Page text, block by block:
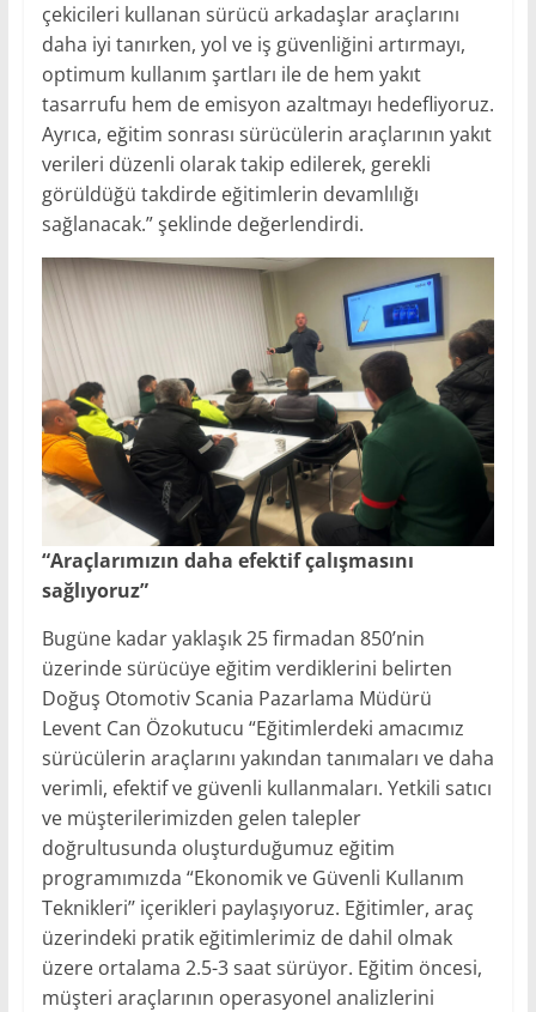
çekicileri kullanan sürücü arkadaşlar araçlarını
daha iyi tanırken, yol ve iş güvenliğini artırmayı,
optimum kullanım şartları ile de hem yakıt
tasarrufu hem de emisyon azaltmayı hedefliyoruz.
Ayrıca, eğitim sonrası sürücülerin araçlarının yakıt
verileri düzenli olarak takip edilerek, gerekli
görüldüğü takdirde eğitimlerin devamlılığı
sağlanacak.” şeklinde değerlendirdi.
“Araçlarımızın daha efektif çalışmasını
sağlıyoruz”
Bugüne kadar yaklaşık 25 firmadan 850’nin
üzerinde sürücüye eğitim verdiklerini belirten
Doğuş Otomotiv Scania Pazarlama Müdürü
Levent Can Özokutucu “Eğitimlerdeki amacımız
sürücülerin araçlarını yakından tanımaları ve daha
verimli, efektif ve güvenli kullanmaları. Yetkili satıcı
ve müşterilerimizden gelen talepler
doğrultusunda oluşturduğumuz eğitim
programımızda “Ekonomik ve Güvenli Kullanım
Teknikleri’’ içerikleri paylaşıyoruz. Eğitimler, araç
üzerindeki pratik eğitimlerimiz de dahil olmak
üzere ortalama 2.5-3 saat sürüyor. Eğitim öncesi,
müşteri araçlarının operasyonel analizlerini